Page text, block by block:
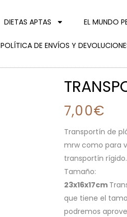
DIETAS APTAS EL MUNDO
POLÍTICA DE ENVÍOS Y
7,00€
Transportín de
mrw como para
transportín rígido.
Tamaño:
23x16x17cm
que tiene el
podremos